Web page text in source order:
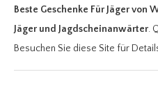
Beste Geschenke Für Jägervon
Jäger und Jagdscheinanwärter.
Besuchen Sie diese Site für